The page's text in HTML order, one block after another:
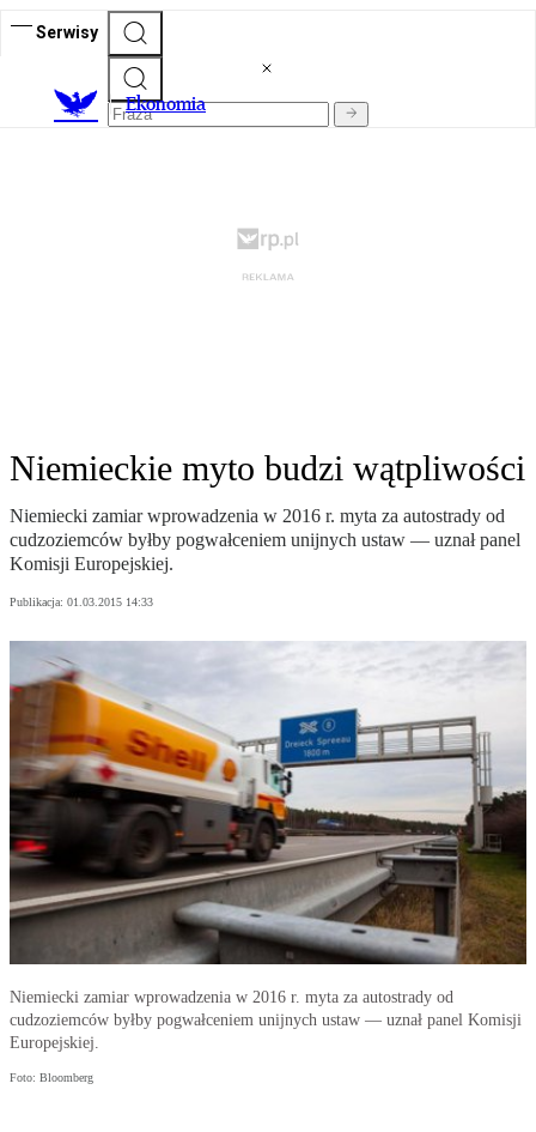
Serwisy
Ekonomia
Niemieckie myto budzi wątpliwości
Niemiecki zamiar wprowadzenia w 2016 r. myta za autostrady od
cudzoziemców byłby pogwałceniem unijnych ustaw — uznał panel
Komisji Europejskiej.
Publikacja: 01.03.2015 14:33
Niemiecki zamiar wprowadzenia w 2016 r. myta za autostrady od
cudzoziemców byłby pogwałceniem unijnych ustaw — uznał panel Komisji
Europejskiej.
Foto: Bloomberg